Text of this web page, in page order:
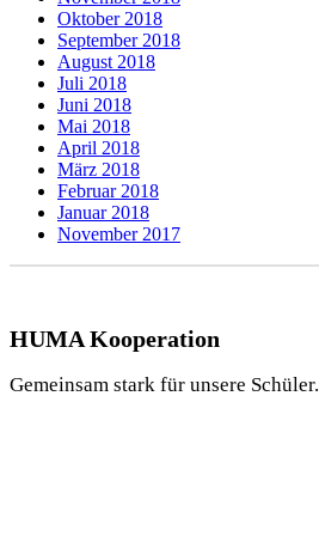
Oktober 2018
September 2018
August 2018
Juli 2018
Juni 2018
Mai 2018
April 2018
März 2018
Februar 2018
Januar 2018
November 2017
HUMA Kooperation
Gemeinsam stark für unsere Schüler.